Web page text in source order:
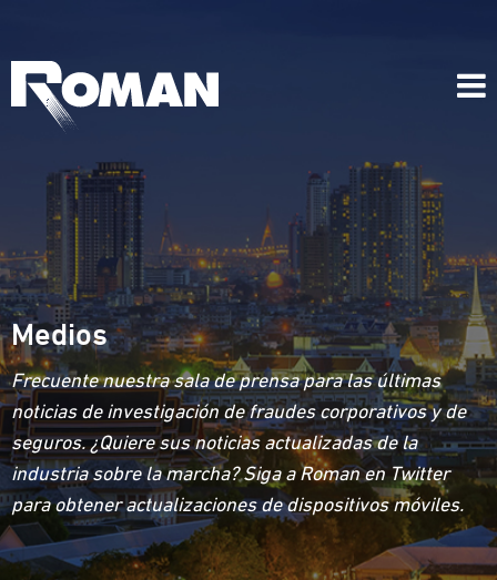
Medios
Frecuente nuestra sala de prensa para las últimas
noticias de investigación de fraudes corporativos y de
seguros. ¿Quiere sus noticias actualizadas de la
industria sobre la marcha? Siga a Roman en Twitter
para obtener actualizaciones de dispositivos móviles.